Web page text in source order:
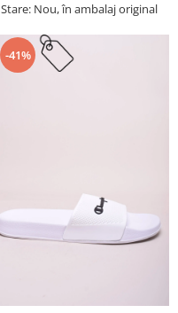
Stare: Nou, în ambalaj original
-41%